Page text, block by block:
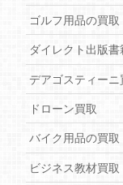
ゴルフ用品の買取
ダイレクト出版書
デアゴスティーニ
ドローン買取
バイク用品の買取
ビジネス教材買取